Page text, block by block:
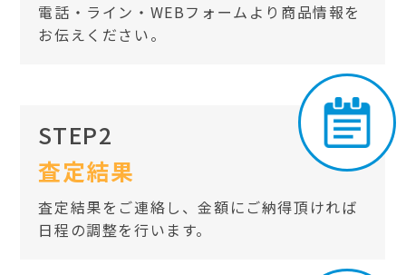
電話・ライン・WEBフォームより商品情報を
お伝えください。
STEP2
査定結果
査定結果をご連絡し、金額にご納得頂ければ
日程の調整を行います。